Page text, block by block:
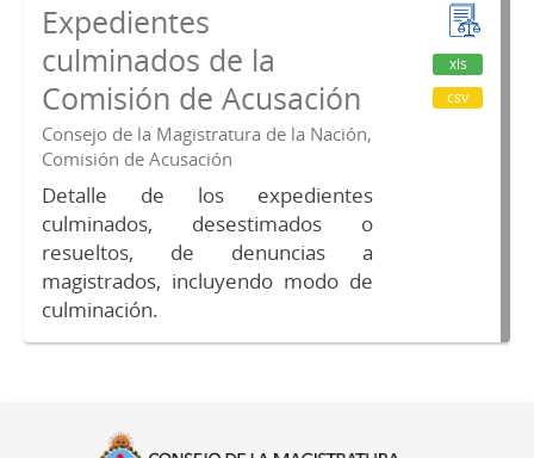
Expedientes
culminados de la
Comisión de Acusación
Consejo de la Magistratura de la Nación,
Comisión de Acusación
Detalle de los expedientes
culminados, desestimados o
resueltos, de denuncias a
magistrados, incluyendo modo de
culminación.
xls
csv